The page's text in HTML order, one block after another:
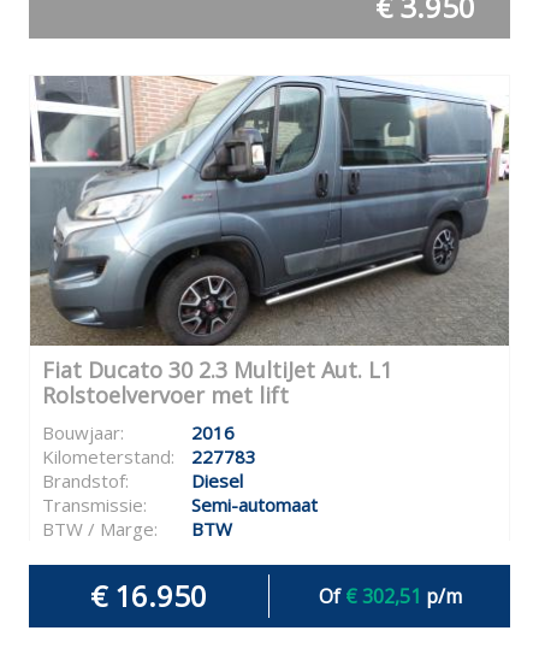
Fiat Ducato 30 2.3 MultiJet Aut. L1
Rolstoelvervoer met lift
Bouwjaar:
2016
Kilometerstand:
227783
Brandstof:
Diesel
Transmissie:
Semi-automaat
BTW / Marge:
BTW
€ 16.950 Of€ 302,51 p/m